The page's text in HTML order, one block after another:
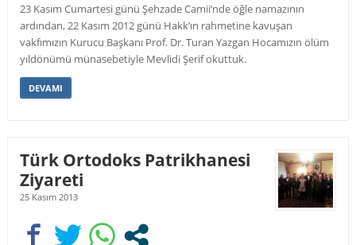
23 Kasım Cumartesi günü Şehzade Camii’nde öğle namazının
ardından, 22 Kasım 2012 günü Hakk’ın rahmetine kavuşan
vakfımızın Kurucu Başkanı Prof. Dr. Turan Yazgan Hocamızın ölüm
yıldönümü münasebetiyle Mevlidi Şerif okuttuk.
DEVAMI
Türk Ortodoks Patrikhanesi
Ziyareti
25 Kasım 2013